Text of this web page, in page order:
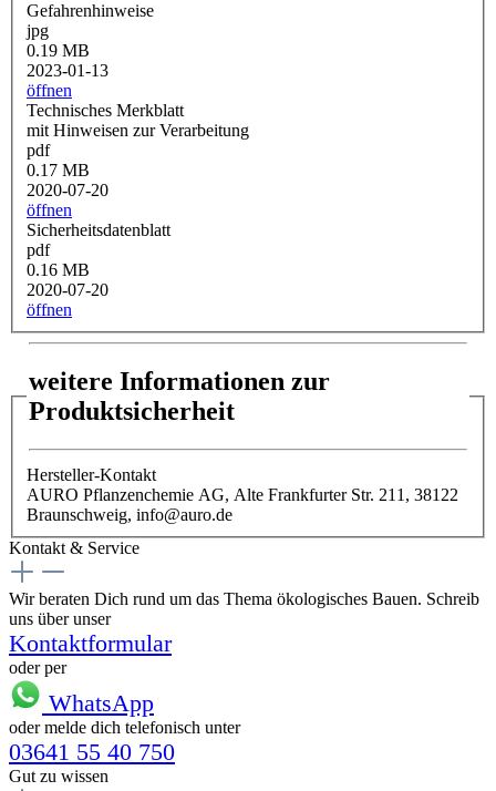
Gefahrenhinweise
jpg
0.19 MB
2023-01-13
öffnen
Technisches Merkblatt
mit Hinweisen zur Verarbeitung
pdf
0.17 MB
2020-07-20
öffnen
Sicherheitsdatenblatt
pdf
0.16 MB
2020-07-20
öffnen
weitere Informationen zur
Produktsicherheit
Hersteller-Kontakt
AURO Pflanzenchemie AG, Alte Frankfurter Str. 211, 38122
Braunschweig, info@auro.de
Kontakt & Service
Wir beraten Dich rund um das Thema ökologisches Bauen. Schreib
uns über unser
Kontaktformular
oder per
WhatsApp
oder melde dich telefonisch unter
03641 55 40 750
Gut zu wissen